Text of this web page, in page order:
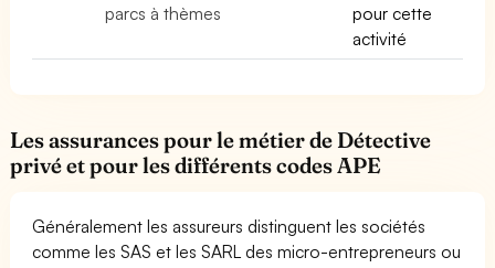
parcs à thèmes
pour cette
activité
Les assurances pour le métier de Détective
privé et pour les différents codes APE
Généralement les assureurs distinguent les sociétés
comme les SAS et les SARL des micro-entrepreneurs ou